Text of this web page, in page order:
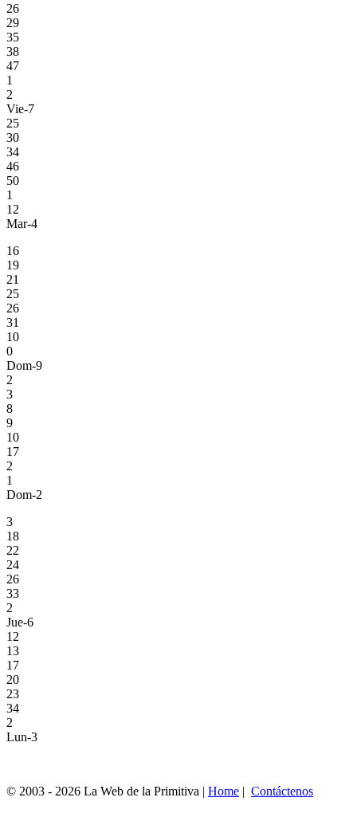
26
29
35
38
47
1
2
Vie-7
25
30
34
46
50
1
12
Mar-4
16
19
21
25
26
31
10
0
Dom-9
2
3
8
9
10
17
2
1
Dom-2
3
18
22
24
26
33
2
Jue-6
12
13
17
20
23
34
2
Lun-3
© 2003 - 2026 La Web de la Primitiva | Home | Contáctenos